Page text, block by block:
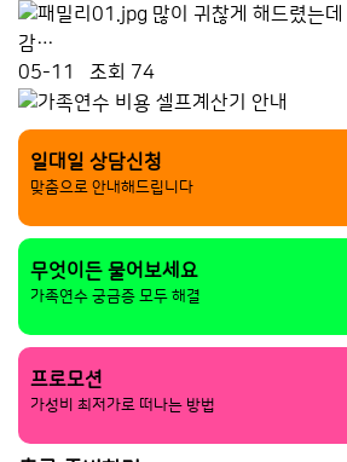
많이 귀찮게 해드렸는
감…
05-11
조회 74
일대일 상담신청
맞춤으로 안내해드립니다
무엇이든 물어보세요
가족연수 궁금증 모두 해결
프로모션
가성비 최저가로 떠나는 방법